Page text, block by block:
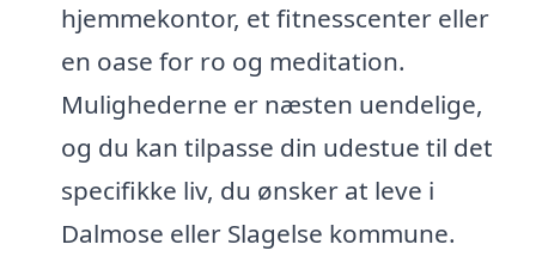
hjemmekontor, et fitnesscenter eller
en oase for ro og meditation.
Mulighederne er næsten uendelige,
og du kan tilpasse din udestue til det
specifikke liv, du ønsker at leve i
Dalmose eller Slagelse kommune.